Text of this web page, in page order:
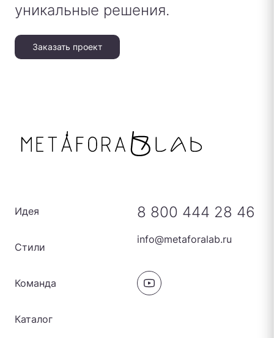
уникальные решения.
Заказать проект
Идея
Стили
Команда
Каталог
8 800 444 28 46
info@metaforalab.ru